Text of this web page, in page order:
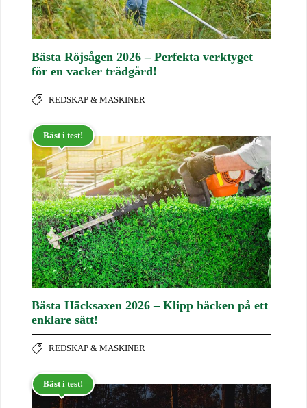
Bästa Röjsågen 2026 – Perfekta verktyget
för en vacker trädgård!
REDSKAP & MASKINER
Bäst i test!
Bästa Häcksaxen 2026 – Klipp häcken på ett
enklare sätt!
REDSKAP & MASKINER
Bäst i test!